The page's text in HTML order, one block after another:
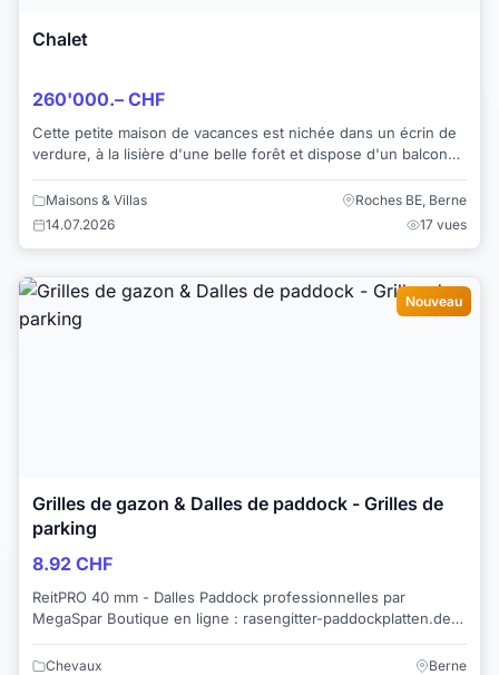
Chalet
260'000.– CHF
Cette petite maison de vacances est nichée dans un écrin de
verdure, à la lisière d'une belle forêt et dispose d'un balcon
Maisons & Villas
Roches BE, Berne
14.07.2026
17 vues
Nouveau
Grilles de gazon & Dalles de paddock - Grilles de
parking
8.92 CHF
ReitPRO 40 mm - Dalles Paddock professionnelles par
MegaSpar Boutique en ligne : rasengitter-paddockplatten.de
Prix au m² : Pour les entrepri...
Chevaux
Berne